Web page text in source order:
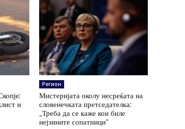
и
Регион
Мистеријата околу несреќата на
словенечката претседателка:
„Треба да се каже кои биле
нејзините сопатници“